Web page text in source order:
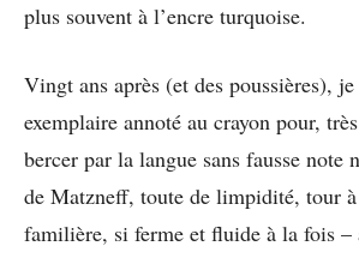
plus souvent à l’encre turquoise.
Vingt ans après (et des poussières),
exemplaire annoté au crayon pour,
bercer par la langue sans fausse note
de Matzneff, toute de limpidité, tour
familière, si ferme et fluide à la fois –